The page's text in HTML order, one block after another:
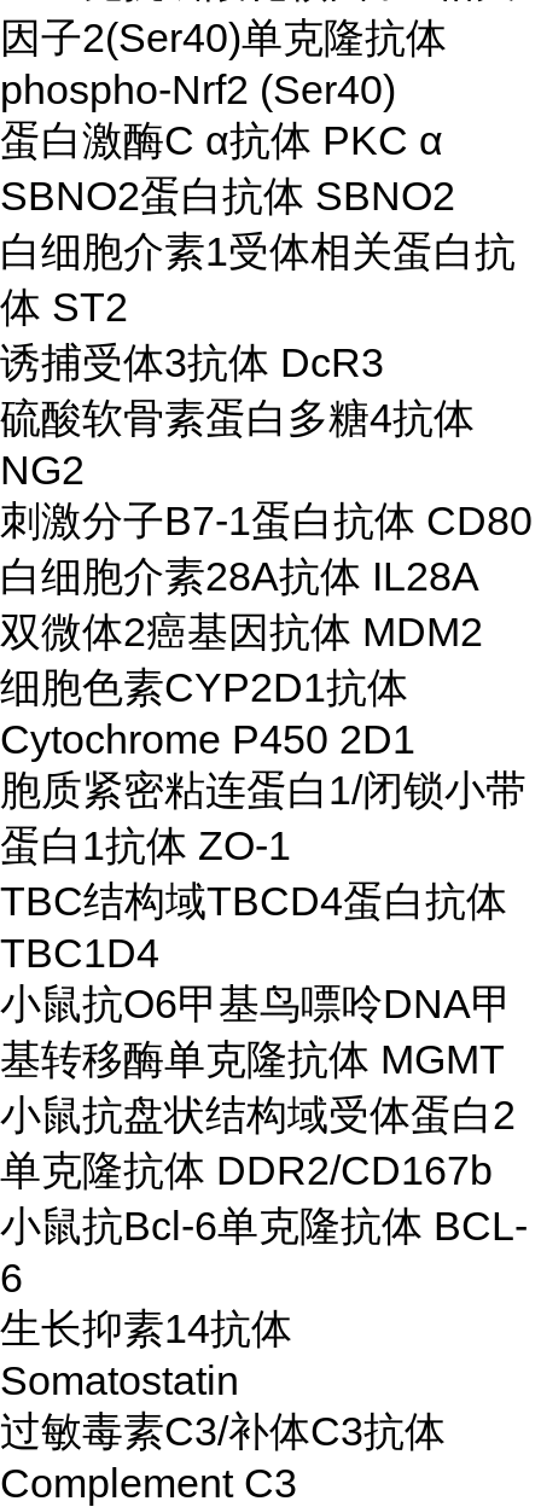
因子2(Ser40)单克隆抗体
phospho-Nrf2 (Ser40)
蛋白激酶C α抗体 PKC α
SBNO2蛋白抗体 SBNO2
白细胞介素1受体相关蛋白抗
体 ST2
诱捕受体3抗体 DcR3
硫酸软骨素蛋白多糖4抗体
NG2
刺激分子B7-1蛋白抗体 CD80
白细胞介素28A抗体 IL28A
双微体2癌基因抗体 MDM2
细胞色素CYP2D1抗体
Cytochrome P450 2D1
胞质紧密粘连蛋白1/闭锁小带
蛋白1抗体 ZO-1
TBC结构域TBCD4蛋白抗体
TBC1D4
小鼠抗O6甲基鸟嘌呤DNA甲
基转移酶单克隆抗体 MGMT
小鼠抗盘状结构域受体蛋白2
单克隆抗体 DDR2/CD167b
小鼠抗Bcl-6单克隆抗体 BCL-
6
生长抑素14抗体
Somatostatin
过敏毒素C3/补体C3抗体
Complement C3